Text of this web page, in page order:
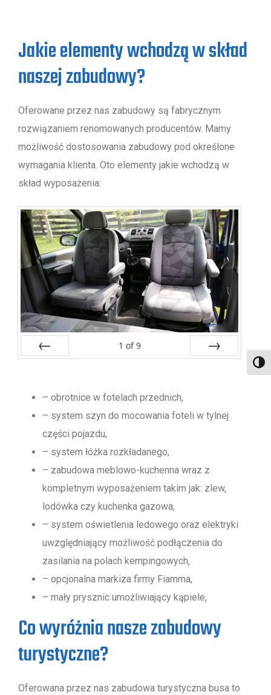
Jakie elementy wchodzą w skład
naszej zabudowy?
Oferowane przez nas zabudowy są fabrycznym
rozwiązaniem renomowanych producentów. Mamy
możliwość dostosowania zabudowy pod określone
wymagania klienta. Oto elementy jakie wchodzą w
skład wyposażenia:
1 of 9
– obrotnice w fotelach przednich,
– system szyn do mocowania foteli w tylnej
części pojazdu,
– system łóżka rozkładanego,
– zabudowa meblowo-kuchenna wraz z
kompletnym wyposażeniem takim jak: zlew,
lodówka czy kuchenka gazowa,
– system oświetlenia ledowego oraz elektryki
uwzględniający możliwość podłączenia do
zasilania na polach kempingowych,
– opcjonalna markiza firmy Fiamma,
– mały prysznic umożliwiający kąpiele,
Co wyróżnia nasze zabudowy
turystyczne?
Oferowana przez nas zabudowa turystyczna busa to